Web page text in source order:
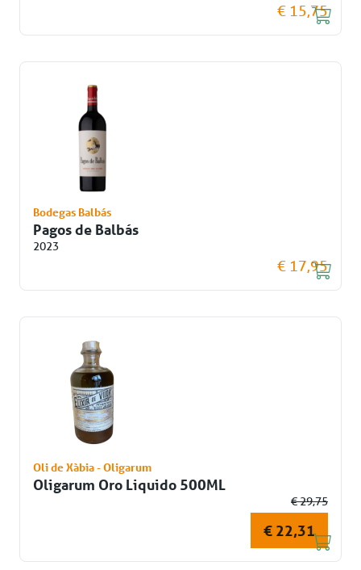
€ 15,75
Bodegas Balbás
Pagos de Balbás
2023
€ 17,95
Oli de Xàbia - Oligarum
Oligarum Oro Liquido 500ML
€ 29,75
€ 22,31